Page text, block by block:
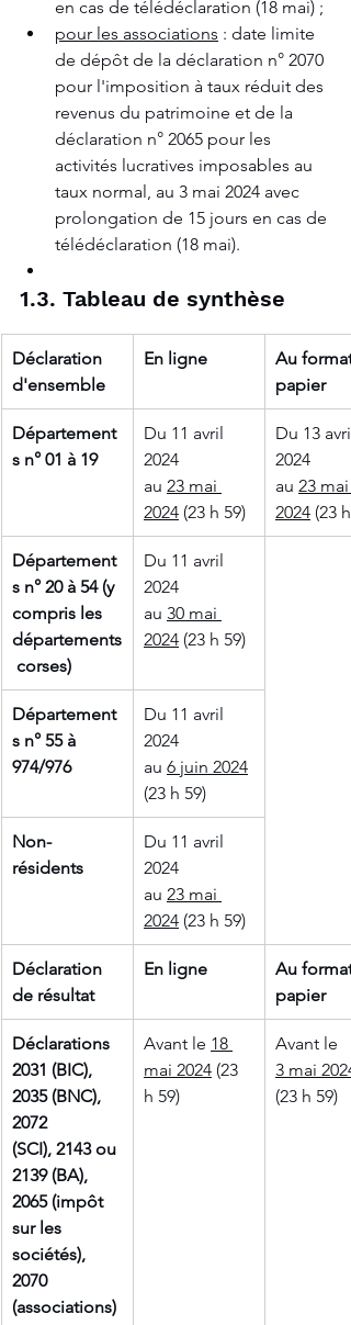
en cas de télédéclaration (18 mai) ;
pour les associations : date limite
de dépôt de la déclaration n° 2070
pour l'imposition à taux réduit des
revenus du patrimoine et de la
déclaration n° 2065 pour les
activités lucratives imposables au
taux normal, au 3 mai 2024 avec
prolongation de 15 jours en cas de
télédéclaration (18 mai).
1.3. Tableau de synthèse
Déclaration
d'ensemble
En ligne
Au format
papier
Département
s n° 01 à 19
Du 11 avril
2024
au 23 mai
2024 (23 h 59)
Du 13 avril
2024
au 23 mai
2024 (23 h
Département
s n° 20 à 54 (y
compris les
départements
corses)
Du 11 avril
2024
au 30 mai
2024 (23 h 59)
Département
s n° 55 à
974/976
Du 11 avril
2024
au 6 juin 2024
(23 h 59)
Non-
résidents
Du 11 avril
2024
au 23 mai
2024 (23 h 59)
Déclaration
de résultat
En ligne
Au format
papier
Déclarations
2031 (BIC),
2035 (BNC),
2072
(SCI), 2143 ou
2139 (BA),
2065 (impôt
sur les
sociétés),
2070
(associations)
Avant le 18
mai 2024 (23
h 59)
Avant le
3 mai 2024
(23 h 59)